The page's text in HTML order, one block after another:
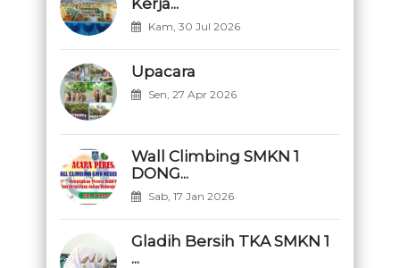
Kerja...
Kam, 30 Jul 2026
Upacara
Sen, 27 Apr 2026
Wall Climbing SMKN 1
DONG...
Sab, 17 Jan 2026
Gladih Bersih TKA SMKN 1
...